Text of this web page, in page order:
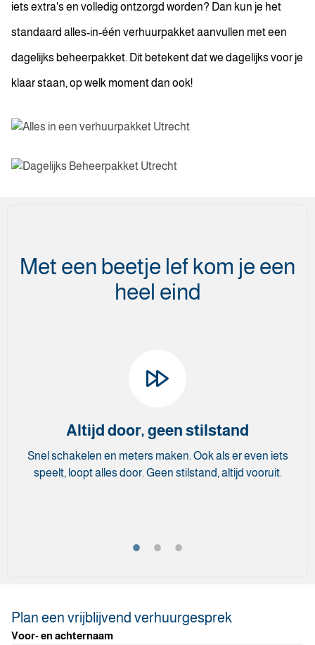
iets extra's en volledig ontzorgd worden? Dan kun je het
standaard alles-in-één verhuurpakket aanvullen met een
dagelijks beheerpakket. Dit betekent dat we dagelijks voor je
klaar staan, op welk moment dan ook!
Met een beetje lef kom je een
heel eind
Altijd door, geen stilstand
Snel schakelen en meters maken. Ook als er even iets
speelt, loopt alles door. Geen stilstand, altijd vooruit.
Plan een vrijblijvend verhuurgesprek
Voor- en achternaam